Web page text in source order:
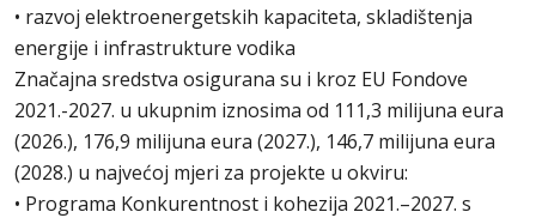
• razvoj elektroenergetskih kapaciteta, skladištenja
energije i infrastrukture vodika
Značajna sredstva osigurana su i kroz EU Fondove
2021.-2027. u ukupnim iznosima od 111,3 milijuna eura
(2026.), 176,9 milijuna eura (2027.), 146,7 milijuna eura
(2028.) u najvećoj mjeri za projekte u okviru:
• Programa Konkurentnost i kohezija 2021.–2027. s